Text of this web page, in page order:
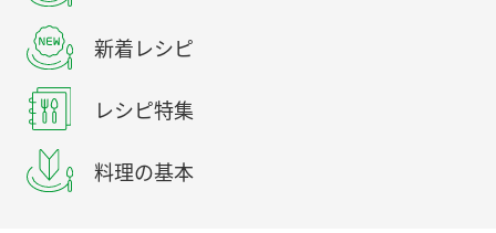
新着レシピ
レシピ特集
料理の基本